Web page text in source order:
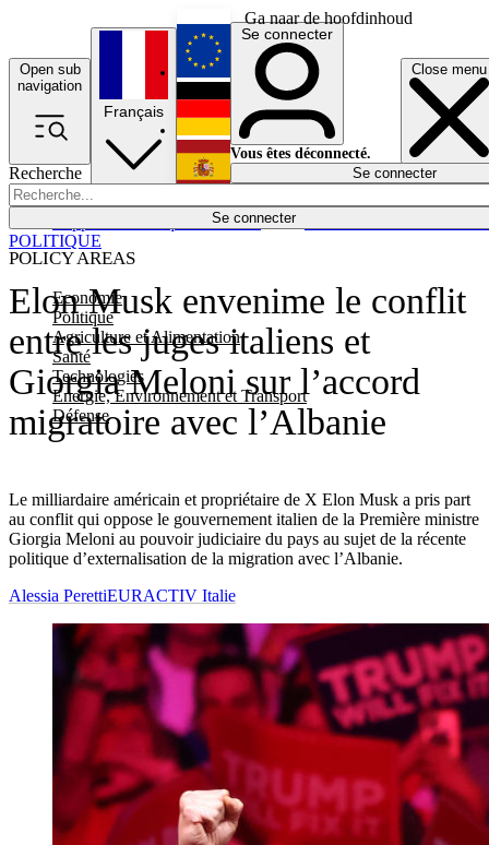
Ga naar de hoofdinhoud
Open sub
navigation
Close menu
Recherche
Se connecter
POLICY AREAS
Economie
Politique
Agriculture et Alimentation
Santé
Technologies
Energie, Environnement et Transport
Défense
Économie
Français
English
Deutsch
Español
Se connecter
Vous êtes déconnecté.
Se connecter
Elon Musk envenime le conflit
entre les juges italiens et
Giorgia Meloni sur l’accord
migratoire avec l’Albanie
Le milliardaire américain et propriétaire de X Elon Musk a pris part
au conflit qui oppose le gouvernement italien de la Première ministre
Giorgia Meloni au pouvoir judiciaire du pays au sujet de la récente
politique d’externalisation de la migration avec l’Albanie.
POLITIQUE
Alessia PerettiEURACTIV Italie